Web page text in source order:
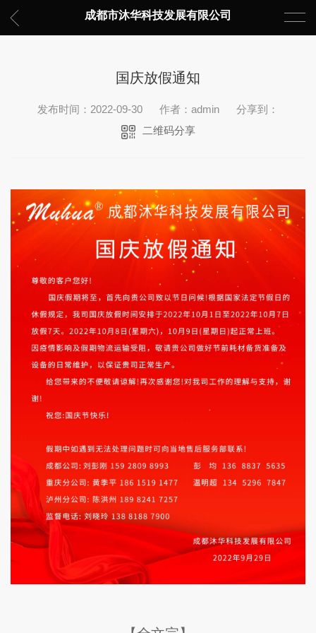
成都市沐华科技发展有限公司
国庆放假通知
发布时间：2022-09-30 作者：admin
分享到：
二维码分享